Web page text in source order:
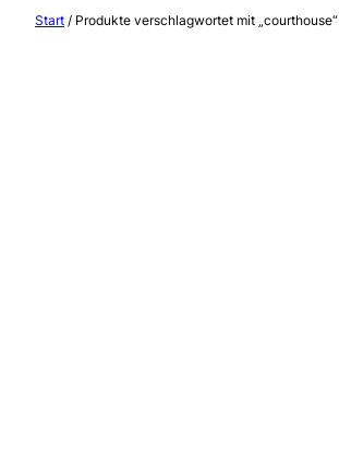
Start / Produkte verschlagwortet mit „courthouse“